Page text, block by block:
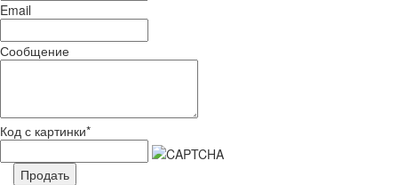
Email
Сообщение
Код с картинки*
Продать